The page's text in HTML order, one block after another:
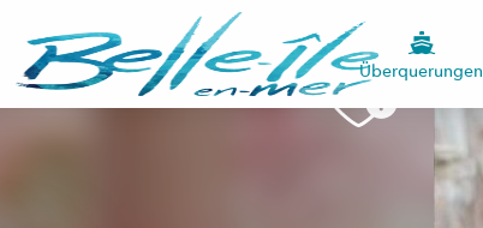
Überquerungen